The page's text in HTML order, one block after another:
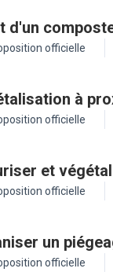
d'un
officielle
à
officielle
et
officielle
un
officielle